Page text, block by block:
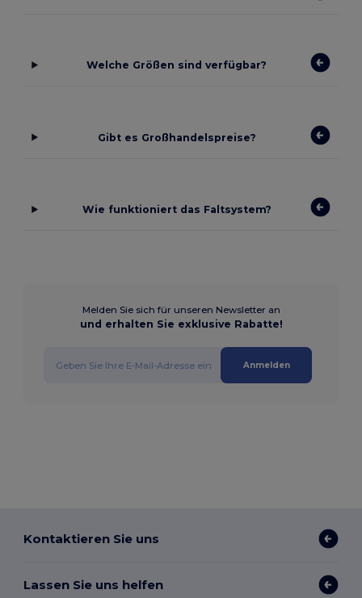
Welche Größen sind verfügbar?
Gibt es Großhandelspreise?
Wie funktioniert das Faltsystem?
Melden Sie sich für unseren Newsletter an
und erhalten Sie exklusive Rabatte!
Anmelden
Kontaktieren Sie uns
Lassen Sie uns helfen